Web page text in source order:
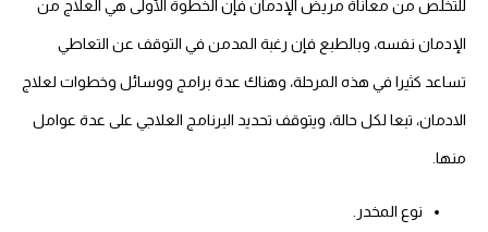
للتخلص من معاناة مريض الإدمان فإن الخطوة الأولى هي العلاج من
الإدمان نفسه، وبالطبع فإن رغبة المدمن في التوقف عن التعاطي
تساعد كثيرا في هذه المرحلة، وهناك عدة برامج ووسائل وخطوات لعلاج
الادمان، تبعا لكل حالة، ويتوقف تحديد البرنامج العلاجي على عدة عوامل
منها.
نوع المخدر.